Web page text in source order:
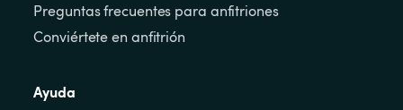
Preguntas frecuentes para anfitriones
Conviértete en anfitrión
Ayuda